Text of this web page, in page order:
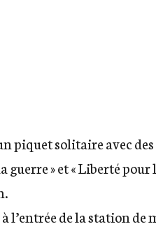
piquet solitaire avec
guerre » et « Liberté
l’entrée de la station